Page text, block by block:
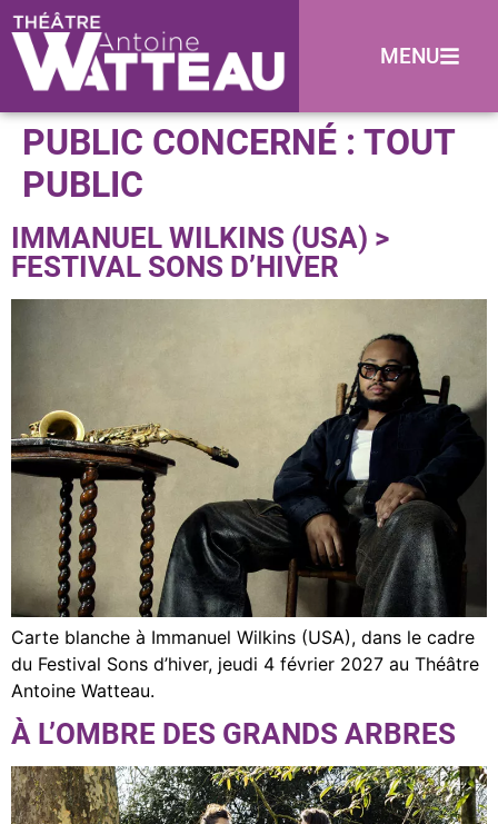
MENU
PUBLIC CONCERNÉ : TOUT
PUBLIC
IMMANUEL WILKINS (USA) >
FESTIVAL SONS D’HIVER
Carte blanche à Immanuel Wilkins (USA), dans le cadre
du Festival Sons d’hiver, jeudi 4 février 2027 au Théâtre
Antoine Watteau.
À L’OMBRE DES GRANDS ARBRES